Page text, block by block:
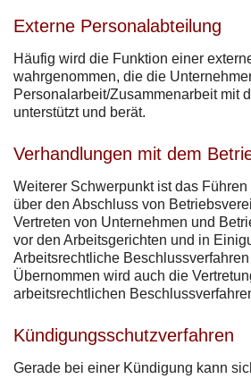
Externe Personalabteilung
Häufig wird die Funktion einer
wahrgenommen, die die
Personalarbeit/Zusammenarbeit mit
unterstützt und berät.
Verhandlungen mit dem
Weiterer Schwerpunkt ist das
über den Abschluss von
Vertreten von Unternehmen und
vor den Arbeitsgerichten und in
Arbeitsrechtliche Beschlussverfahren
Übernommen wird auch die
arbeitsrechtlichen
Kündigungsschutzverfahren
Gerade bei einer Kündigung kann